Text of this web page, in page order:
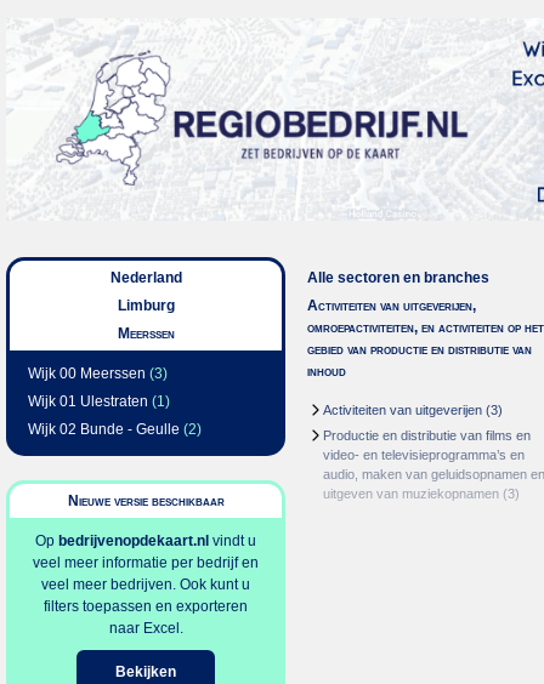
Nederland
Limburg
Meerssen
Wijk 00 Meerssen (3)
Wijk 01 Ulestraten (1)
Wijk 02 Bunde - Geulle (2)
Nieuwe versie beschikbaar
Op bedrijvenopdekaart.nl vindt u
veel meer informatie per bedrijf en
veel meer bedrijven. Ook kunt u
filters toepassen en exporteren
naar Excel.
Bekijken
Alle sectoren en branches
Activiteiten van uitgeverijen,
omroepactiviteiten, en activiteiten op het
gebied van productie en distributie van
inhoud
Activiteiten van uitgeverijen (3)
Productie en distributie van films en
video- en televisieprogramma’s en
audio, maken van geluidsopnamen en
uitgeven van muziekopnamen (3)